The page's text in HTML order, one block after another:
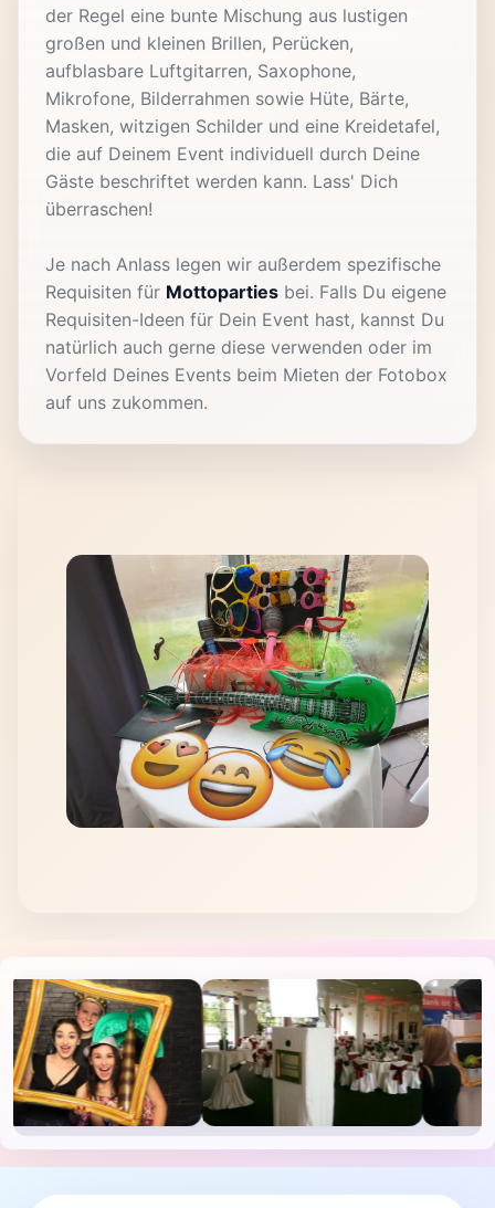
der Regel eine bunte Mischung aus lustigen
großen und kleinen Brillen, Perücken,
aufblasbare Luftgitarren, Saxophone,
Mikrofone, Bilderrahmen sowie Hüte, Bärte,
Masken, witzigen Schilder und eine Kreidetafel,
die auf Deinem Event individuell durch Deine
Gäste beschriftet werden kann. Lass' Dich
überraschen!
Je nach Anlass legen wir außerdem spezifische
Requisiten für Mottoparties bei. Falls Du eigene
Requisiten-Ideen für Dein Event hast, kannst Du
natürlich auch gerne diese verwenden oder im
Vorfeld Deines Events beim Mieten der Fotobox
auf uns zukommen.